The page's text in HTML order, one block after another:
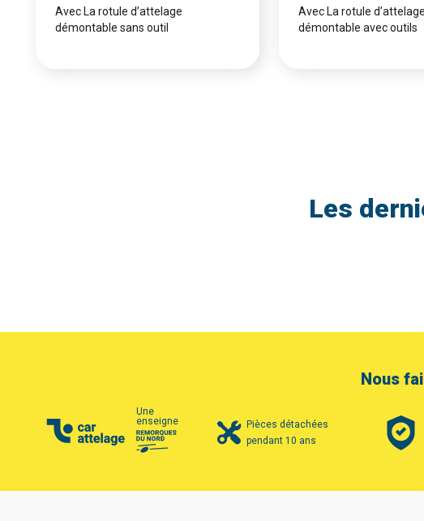
Avec La rotule d’attelage
démontable sans outil
Avec La rotule d’attelage
démontable avec outils
Les
Nous
Une
enseigne
Pièces détachées
pendant 10 ans